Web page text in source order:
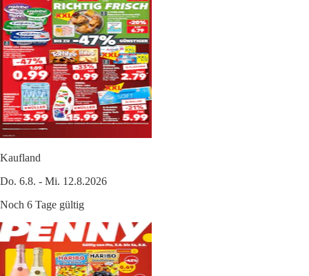
Kaufland
Do. 6.8. - Mi. 12.8.2026
Noch 6 Tage gültig